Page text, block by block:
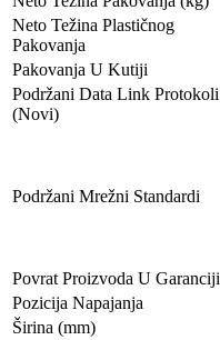
Neto Težina Plastičnog
Pakovanja
Pakovanja U Kutiji
Podržani Data Link Protokoli
(Novi)
Podržani Mrežni Standardi
Povrat Proizvoda U Garanciji
Pozicija Napajanja
Širina (mm)